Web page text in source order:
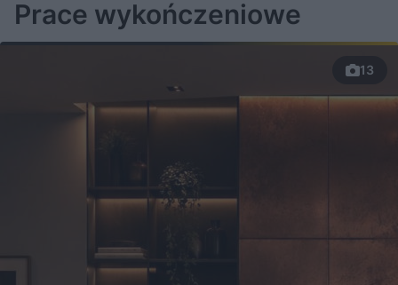
Prace wykończeniowe
13